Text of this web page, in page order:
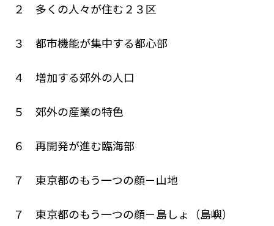
２ 多くの人々が住む２３区
３ 都市機能が集中する都心部
４ 増加する郊外の人口
５ 郊外の産業の特色
６ 再開発が進む臨海部
７ 東京都のもう一つの顔－山地
７ 東京都のもう一つの顔－島しょ（島嶼）